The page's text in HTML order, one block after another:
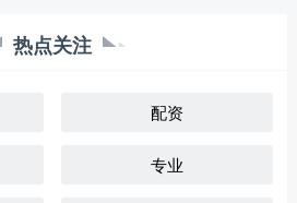
热点关注
配资
专业